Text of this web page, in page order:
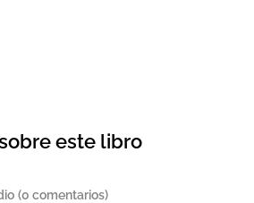
este libro
(0 comentarios)